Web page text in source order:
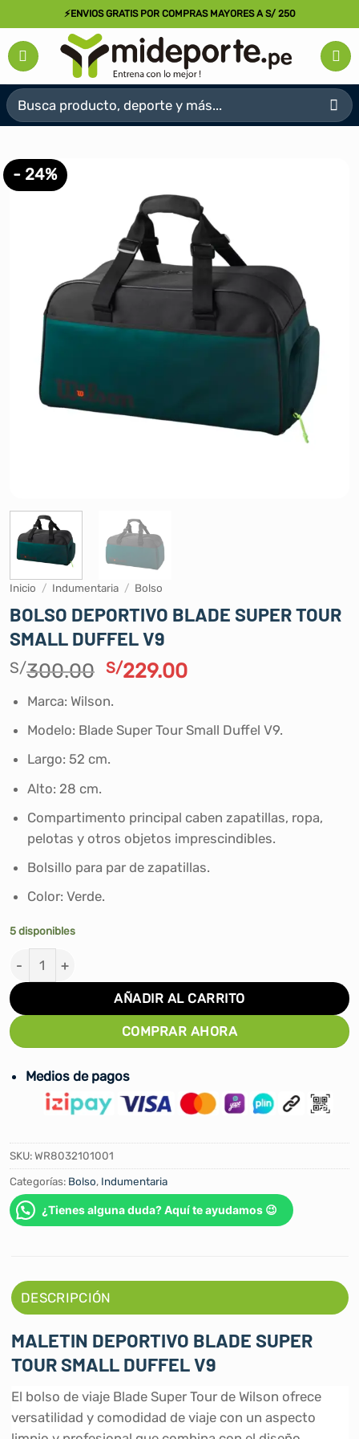
al
contenido
⚡ENVIOS GRATIS POR COMPRAS MAYORES A S/ 250
Buscar
por:
- 24%
Inicio / Indumentaria / Bolso
BOLSO DEPORTIVO BLADE SUPER TOUR
SMALL DUFFEL V9
S/300.00 El
original
era:
S/229.00El
es:
Marca: Wilson.
Modelo: Blade Super Tour Small Duffel V9.
Largo: 52 cm.
Alto: 28 cm.
Compartimento principal caben zapatillas, ropa,
pelotas y otros objetos imprescindibles.
Bolsillo para par de zapatillas.
Color: Verde.
5 disponibles
BOLSO DEPORTIVO BLADE SUPER TOUR SMALL
AÑADIR AL CARRITO
COMPRAR AHORA
Medios de pagos
SKU:WR8032101001
Categorías: Bolso, Indumentaria
¿Tienes alguna duda? Aquí te ayudamos 😉
DESCRIPCIÓN
MALETIN DEPORTIVO BLADE SUPER
TOUR SMALL DUFFEL V9
El bolso de viaje Blade Super Tour de Wilson ofrece
versatilidad y comodidad de viaje con un aspecto